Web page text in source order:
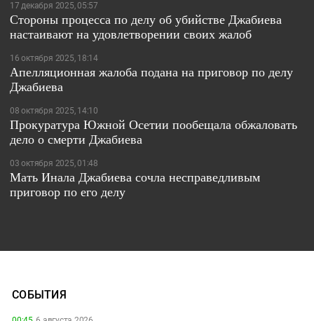
17 декабря 2025, 05:57
Стороны процесса по делу об убийстве Джабиева
настаивают на удовлетворении своих жалоб
16 октября 2025, 18:14
Апелляционная жалоба подана на приговор по делу
Джабиева
08 октября 2025, 14:10
Прокуратура Южной Осетии пообещала обжаловать
дело о смерти Джабиева
03 октября 2025, 01:48
Мать Инала Джабиева сочла несправедливым
приговор по его делу
СОБЫТИЯ